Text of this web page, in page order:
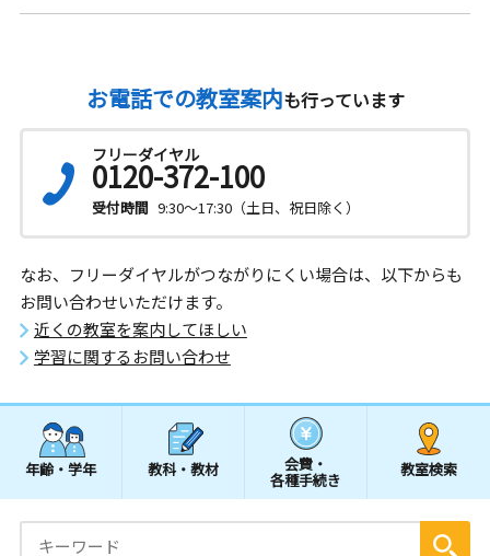
お電話での教室案内も行っています
フリーダイヤル
0120-372-100
受付時間 9:30～17:30（土日、祝日除く）
なお、フリーダイヤルがつながりにくい場合は、以下からも
お問い合わせいただけます。
近くの教室を案内してほしい
学習に関するお問い合わせ
年齢・学年 教科・教材 会費・
各種手続き
教室検索